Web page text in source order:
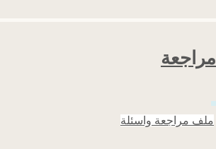
مراجعة
ملف مراجعة واسئلة